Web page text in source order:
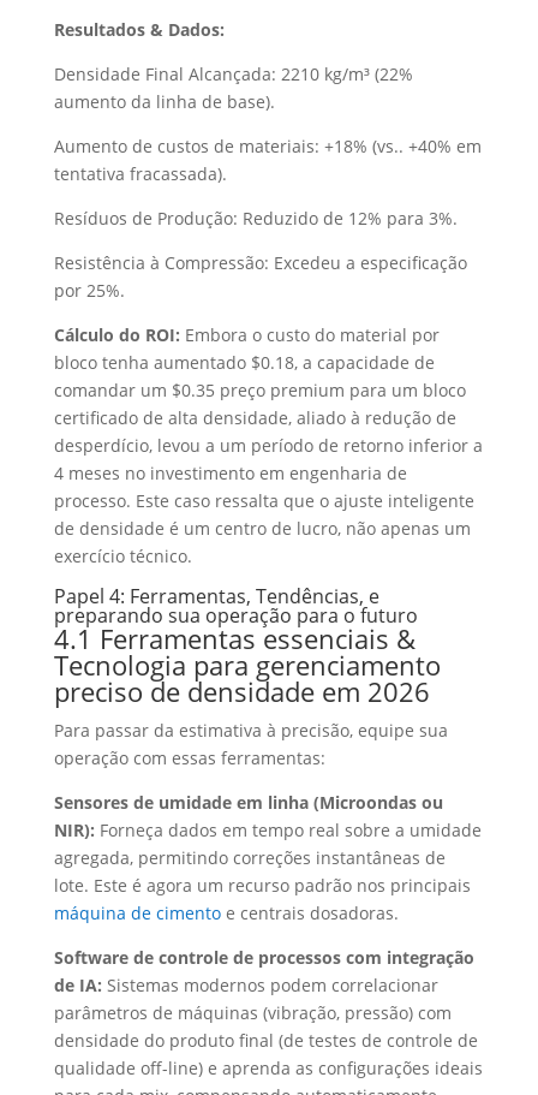
Resultados & Dados:
Densidade Final Alcançada: 2210 kg/m³ (22%
aumento da linha de base).
Aumento de custos de materiais: +18% (vs.. +40% em
tentativa fracassada).
Resíduos de Produção: Reduzido de 12% para 3%.
Resistência à Compressão: Excedeu a especificação
por 25%.
Cálculo do ROI: Embora o custo do material por
bloco tenha aumentado $0.18, a capacidade de
comandar um $0.35 preço premium para um bloco
certificado de alta densidade, aliado à redução de
desperdício, levou a um período de retorno inferior a
4 meses no investimento em engenharia de
processo. Este caso ressalta que o ajuste inteligente
de densidade é um centro de lucro, não apenas um
exercício técnico.
Papel 4: Ferramentas, Tendências, e
preparando sua operação para o futuro
4.1 Ferramentas essenciais &
Tecnologia para gerenciamento
preciso de densidade em 2026
Para passar da estimativa à precisão, equipe sua
operação com essas ferramentas:
Sensores de umidade em linha (Microondas ou
NIR): Forneça dados em tempo real sobre a umidade
agregada, permitindo correções instantâneas de
lote. Este é agora um recurso padrão nos principais
máquina de cimento e centrais dosadoras.
Software de controle de processos com integração
de IA: Sistemas modernos podem correlacionar
parâmetros de máquinas (vibração, pressão) com
densidade do produto final (de testes de controle de
qualidade off-line) e aprenda as configurações ideais